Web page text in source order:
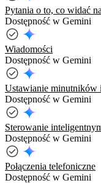
Pytania o to, co widać
Dostępność w Gemini
Wiadomości
Dostępność w Gemini
Ustawianie minutników
Dostępność w Gemini
Sterowanie
Dostępność w Gemini
Połączenia telefoniczne
Dostępność w Gemini